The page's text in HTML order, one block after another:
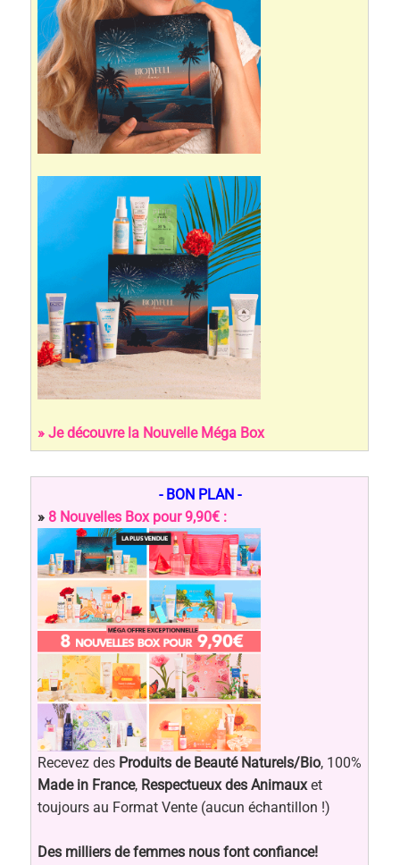
» Je découvre la Nouvelle Méga Box
- BON PLAN -
» 8 Nouvelles Box pour 9,90€ :
Recevez des Produits de Beauté Naturels/Bio, 100%
Made in France, Respectueux des Animauxet
toujours au Format Vente (aucun échantillon !)
Des milliers de femmes nous font confiance!